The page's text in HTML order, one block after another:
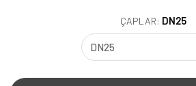
ÇAPLAR: DN25